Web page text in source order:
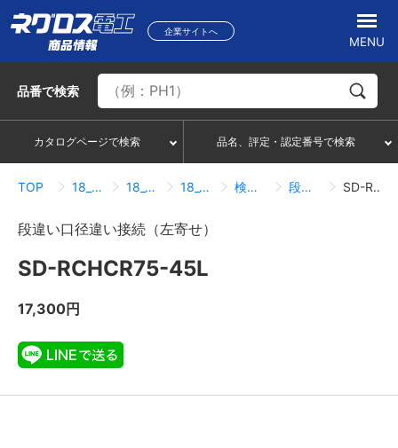
企業サイトへ
MENU
品番で検索
カタログページで検索 品名、評定・認定番号で検索
TOP 18_冷媒管ラック 18_08_接続・附属品 18_08_01_接続・附属品 検索結果一覧 段違い口径違い接続（左寄せ） SD-RCHCR75-45L
段違い口径違い接続（左寄せ）
SD-RCHCR75-45L
17,300円